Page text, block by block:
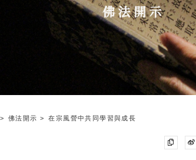
佛法開示
佛法開示 在宗風營中共同學習與成長